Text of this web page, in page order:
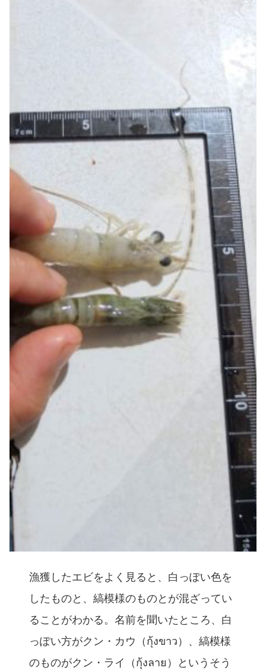
漁獲したエビをよく見ると、白っぽい色を
したものと、縞模様のものとが混ざってい
ることがわかる。名前を聞いたところ、白
っぽい方がクン・カウ（กุ้งขาว）、縞模様
のものがクン・ライ（กุ้งลาย）というそう